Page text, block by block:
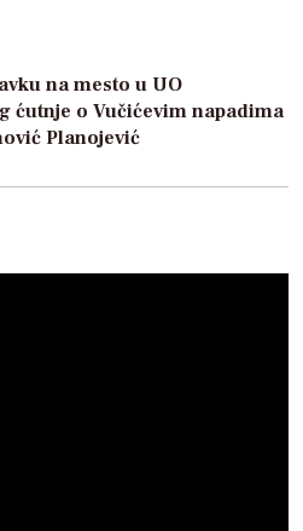
na mesto u UO
ćutnje o Vučićevim napadima
Planojević